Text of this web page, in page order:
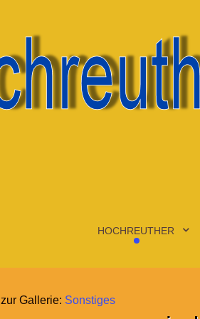
HOCHREUTHER
zur Gallerie: Sonstiges